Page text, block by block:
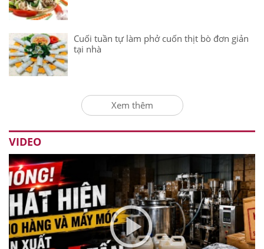
Cuối tuần tự làm phở cuốn thịt bò đơn giản
tại nhà
Xem thêm
VIDEO